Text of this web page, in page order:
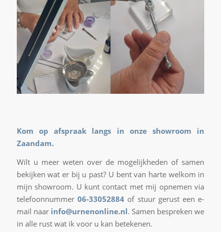
Kom op afspraak langs in onze showroom in
Zaandam.
Wilt u meer weten over de mogelijkheden of samen
bekijken wat er bij u past? U bent van harte welkom in
mijn showroom. U kunt contact met mij opnemen via
telefoonnummer 06-33052884of stuur gerust een e-
mail naar info@urnenonline.nl. Samen bespreken we
in alle rust wat ik voor u kan betekenen.